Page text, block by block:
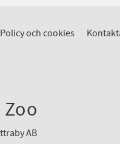
Policy och cookies
AB